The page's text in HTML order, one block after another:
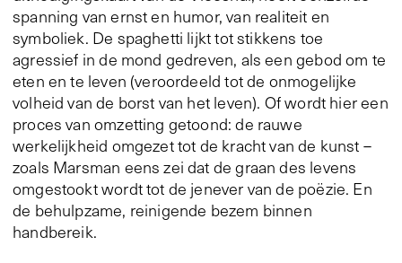
spanning van ernst en humor, van realiteit en
symboliek. De spaghetti lijkt tot stikkens toe
agressief in de mond gedreven, als een gebod om te
eten en te leven (veroordeeld tot de onmogelijke
volheid van de borst van het leven). Of wordt hier een
proces van omzetting getoond: de rauwe
werkelijkheid omgezet tot de kracht van de kunst –
zoals Marsman eens zei dat de graan des levens
omgestookt wordt tot de jenever van de poëzie. En
de behulpzame, reinigende bezem binnen
handbereik.